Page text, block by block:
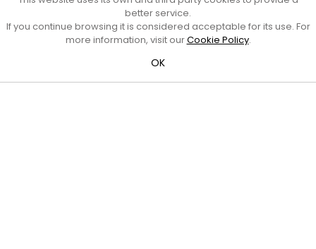
Ajuntament de Mataró
C. de Sant Josep, 9 (Mataró, 08302)
Horari d'obertura: dilluns, dimecres i divendres de 10 a 13 h.
al telèfon al 93 758 23 61
Bústia ciutadana
better service.
If you continue browsing it is considered acceptable for its use. For
more information, visit ourCookie Policy.
OK